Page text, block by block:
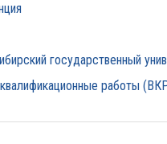
государственный
работы